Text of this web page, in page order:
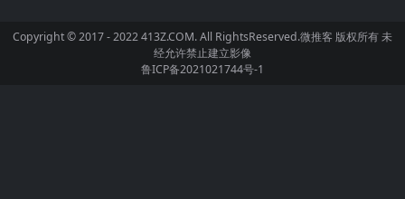
Copyright © 2017 - 2022 413Z.COM. All RightsReserved.微推客 版权所有 未
经允许禁止建立影像
鲁ICP备2021021744号-1